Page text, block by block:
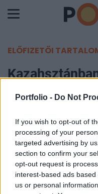
Portfolio - Do Not
If you wish to opt-out of
processing of your
targeted advertising by
section to confirm your
opt-out request is
interest-based ads
us or personal
ELŐFIZETŐI
károkat
2024. április 10. 10:53
Kazahsztánban már
köztük csaknem 32
kimenekíteni a